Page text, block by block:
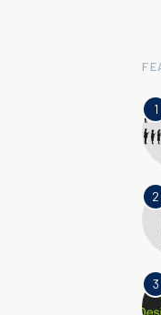
1
2
3